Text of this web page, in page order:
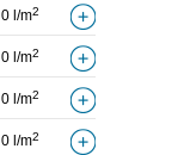
0 l/m2
0 l/m2
0 l/m2
0 l/m2